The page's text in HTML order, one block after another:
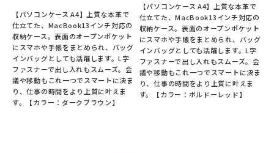
【パソコンケース A4】上質な本革で
仕立てた、MacBook13インチ対応の
収納ケース。表面のオープンポケット
にスマホや手帳をまとめられ、バッグ
インバッグとしても活躍します。L字
ファスナーで出し入れもスムーズ。会
議や移動もこれ一つでスマートに決ま
り、仕事の時間をより上質に叶えま
す。【カラー：ダークブラウン】
【パソコンケース A4】上質な本革で
仕立てた、MacBook13インチ対応の
収納ケース。表面のオープンポケット
にスマホや手帳をまとめられ、バッグ
インバッグとしても活躍します。L字
ファスナーで出し入れもスムーズ。会
議や移動もこれ一つでスマートに決ま
り、仕事の時間をより上質に叶えま
す。【カラー：ボルドーレッド】